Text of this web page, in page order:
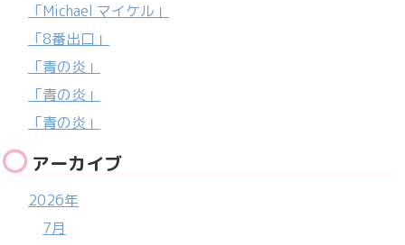
「Michael マイケル」
「8番出口」
「青の炎」
「青の炎」
「青の炎」
アーカイブ
2026年
7月